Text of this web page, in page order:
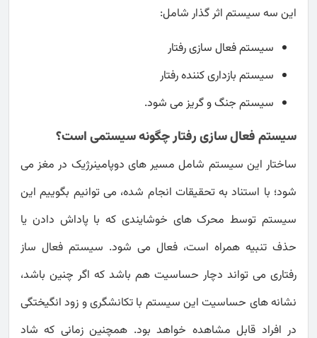
این سه سیستم اثر گذار شامل:
سیستم فعال سازی رفتار
سیستم بازداری کننده رفتار
سیستم جنگ و گریز می شود.
سیستم فعال سازی رفتار چگونه سیستمی است؟
ساختار این سیستم شامل مسیر های دوپامینرژیک در مغز می
شود؛ با استناد به تحقیقات انجام شده، می توانیم بگوییم این
سیستم توسط محرک های خوشایندی که با پاداش دادن یا
حذف تنبیه همراه است، فعال می شود. سیستم فعال ساز
رفتاری می تواند دچار حساسیت هم باشد که اگر چنین باشد،
نشانه های حساسیت این سیستم با تکانشگری و زود انگیختگی
در افراد قابل مشاهده خواهد بود. همچنین زمانی که شاد